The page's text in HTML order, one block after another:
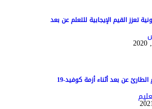
تعزز القيم الإيجابية للتعلم عن بعد
عن بعد أثناء أزمة كوفيد-19